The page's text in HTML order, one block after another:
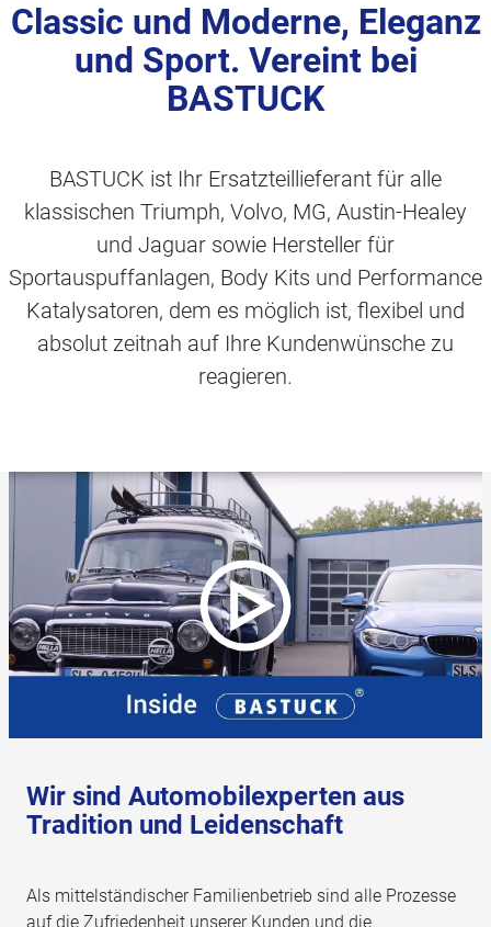
Classic und Moderne, Eleganz
und Sport. Vereint bei
BASTUCK
BASTUCK ist Ihr Ersatzteillieferant für alle
klassischen Triumph, Volvo, MG, Austin-Healey
und Jaguar sowie Hersteller für
Sportauspuffanlagen, Body Kits und Performance
Katalysatoren, dem es möglich ist, flexibel und
absolut zeitnah auf Ihre Kundenwünsche zu
reagieren.
Wir sind Automobilexperten aus
Tradition und Leidenschaft
Als mittelständischer Familienbetrieb sind alle Prozesse
auf die Zufriedenheit unserer Kunden und die